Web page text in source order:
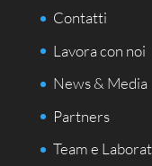
Contatti
Lavora con noi
News & Media
Partners
Team e